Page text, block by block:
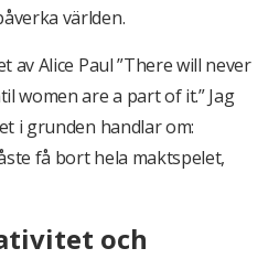
världen.
av Alice Paul ”There will never
women are a part of it.” Jag
i grunden handlar om:
få bort hela maktspelet,
och